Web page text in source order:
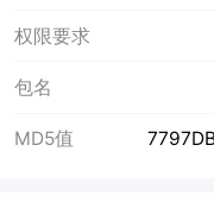
权限要求
包名
MD5值